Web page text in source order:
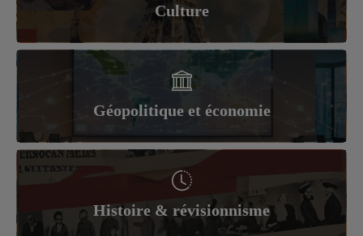
Culture
Géopolitique et économie
Histoire & révisionnisme